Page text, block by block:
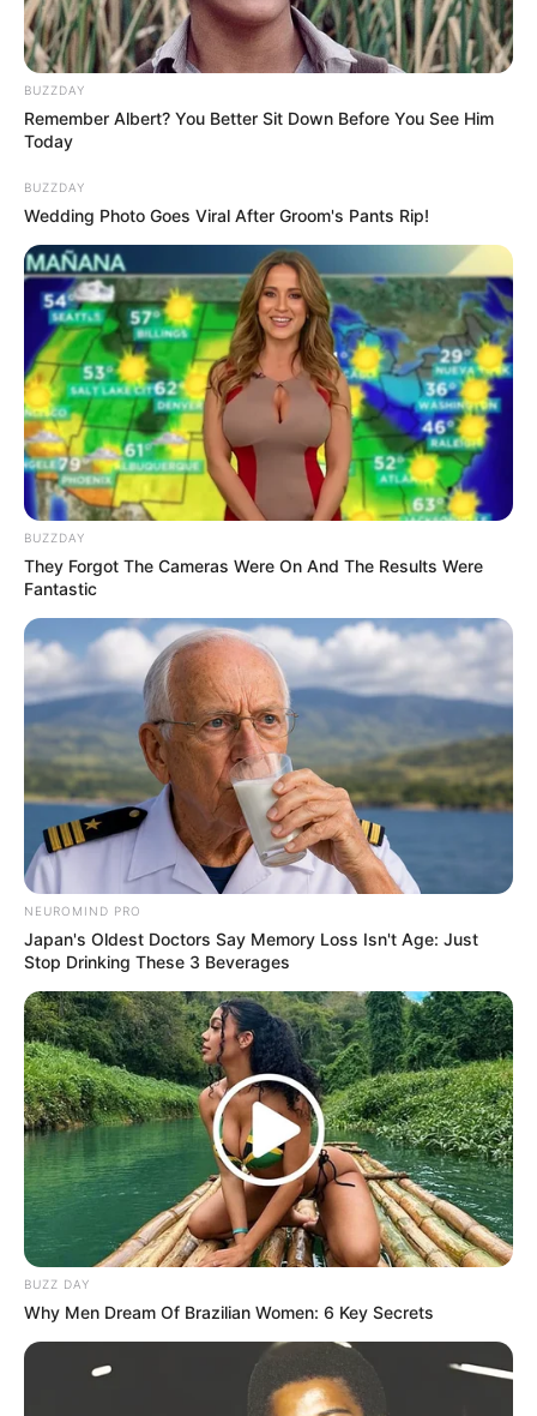
BUZZDAY
Remember Albert? You Better Sit Down Before You See Him
Today
BUZZDAY
Wedding Photo Goes Viral After Groom's Pants Rip!
BUZZDAY
They Forgot The Cameras Were On And The Results Were
Fantastic
NEUROMIND PRO
Japan's Oldest Doctors Say Memory Loss Isn't Age: Just
Stop Drinking These 3 Beverages
BUZZ DAY
Why Men Dream Of Brazilian Women: 6 Key Secrets